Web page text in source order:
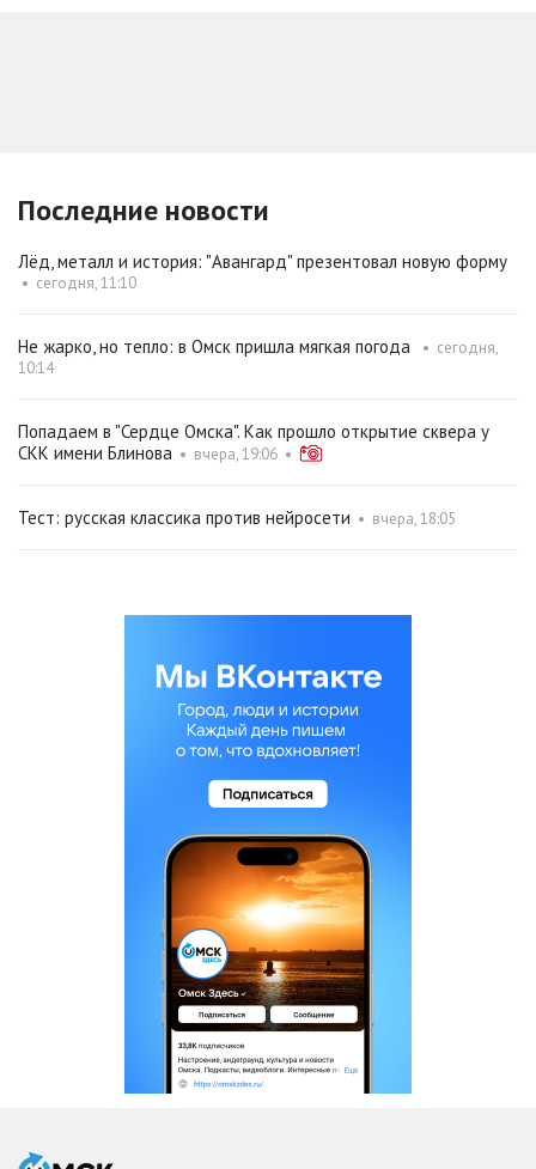
Последние новости
Лёд, металл и история: "Авангард" презентовал новую форму
• сегодня, 11:10
Не жарко, но тепло: в Омск пришла мягкая погода • сегодня,
10:14
Попадаем в "Сердце Омска". Как прошло открытие сквера у
СКК имени Блинова • вчера, 19:06 •
Тест: русская классика против нейросети • вчера, 18:05